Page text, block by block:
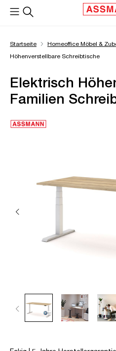
springen
Startseite Homeoffice Möbel &
Höhenverstellbare Schreibtische
Elektrisch
Familien